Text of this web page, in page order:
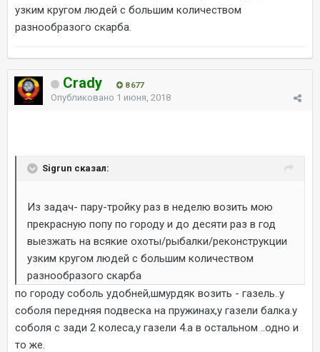
узким кругом людей с большим количеством
разнообразого скарба.
Crady 8 677
Опубликовано 1 июня, 2018
Sigrun сказал:
Из задач- пару-тройку раз в неделю возить мою
прекрасную попу по городу и до десяти раз в год
выезжать на всякие охоты/рыбалки/реконструкции
узким кругом людей с большим количеством
разнообразого скарба
по городу соболь удобней,шмурдяк возить - газель..у
соболя передняя подвеска на пружинах,у газели балка.у
соболя с зади 2 колеса,у газели 4.а в остальном ..одно и
то же.